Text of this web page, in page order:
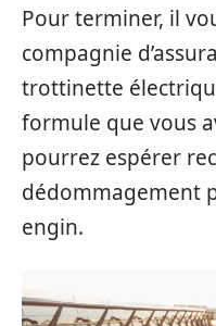
Pour terminer, il
compagnie
trottinette
formule que vous
pourrez espérer
dédommagement
engin.